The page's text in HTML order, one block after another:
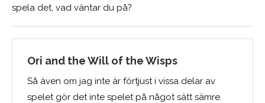
spela det, vad väntar du på?
Ori and the Will of the Wisps
Så även om jag inte är förtjust i vissa delar av
spelet gör det inte spelet på något sätt sämre.